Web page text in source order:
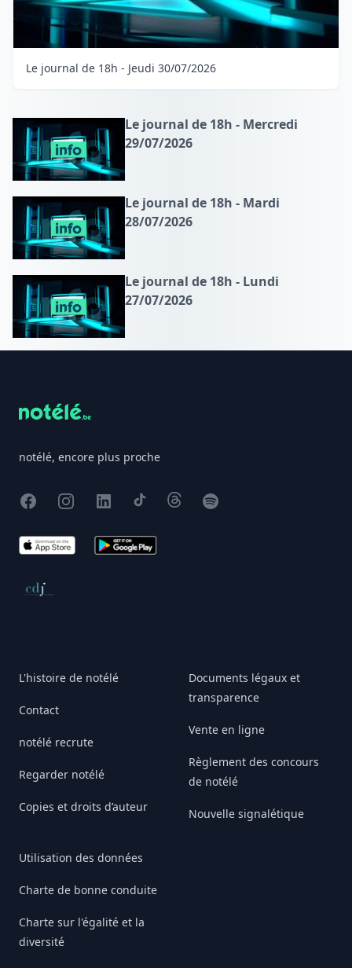
Le journal de 18h - Jeudi 30/07/2026
Le journal de 18h - Mercredi
29/07/2026
Le journal de 18h - Mardi
28/07/2026
Le journal de 18h - Lundi
27/07/2026
notélé, encore plus proche
FacebookInstagram
X TikTokThreadsSpotify
App Store Google Play
Conseil de déontologie journalistique
L'histoire de notélé
Contact
notélé recrute
Regarder notélé
Copies et droits d’auteur
Utilisation des données
Charte de bonne conduite
Charte sur l'égalité et la
diversité
Documents légaux et
transparence
Vente en ligne
Règlement des concours
de notélé
Nouvelle signalétique